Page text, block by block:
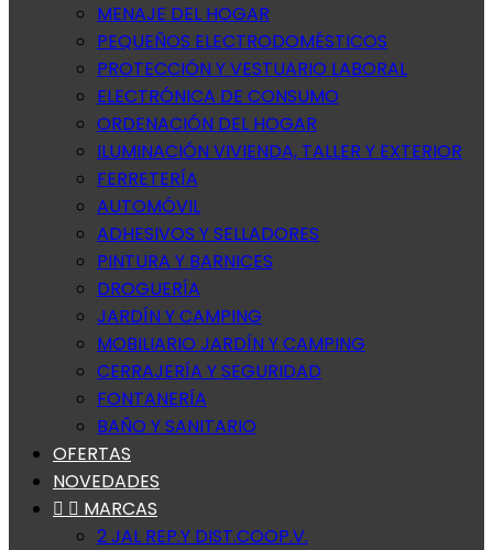
MENAJE DEL HOGAR
PEQUEÑOS ELECTRODOMÉSTICOS
PROTECCIÓN Y VESTUARIO LABORAL
ELECTRÓNICA DE CONSUMO
ORDENACIÓN DEL HOGAR
ILUMINACIÓN VIVIENDA, TALLER Y EXTERIOR
FERRETERÍA
AUTOMÓVIL
ADHESIVOS Y SELLADORES
PINTURA Y BARNICES
DROGUERÍA
JARDÍN Y CAMPING
MOBILIARIO JARDÍN Y CAMPING
CERRAJERÍA Y SEGURIDAD
FONTANERÍA
BAÑO Y SANITARIO
OFERTAS
NOVEDADES
  MARCAS
2 JAL REP.Y DIST.COOP.V.